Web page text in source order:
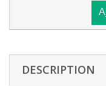
DESCRIPTION